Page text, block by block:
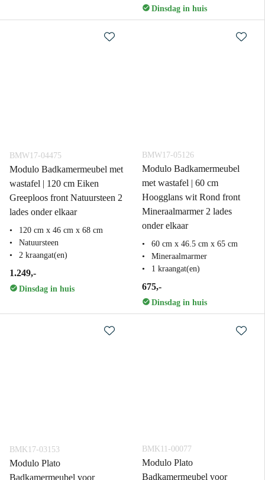
Dinsdag in huis
BMW17-04475
Modulo Badkamermeubel met
wastafel | 120 cm Eiken
Greeploos front Natuursteen 2
lades onder elkaar
120 cm x 46 cm x 68 cm
Natuursteen
2 kraangat(en)
1.249,-
Dinsdag in huis
BMW17-05126
Modulo Badkamermeubel
met wastafel | 60 cm
Hoogglans wit Rond front
Mineraalmarmer 2 lades
onder elkaar
60 cm x 46.5 cm x 65 cm
Mineraalmarmer
1 kraangat(en)
675,-
Dinsdag in huis
BMK17-03153
Modulo Plato
Badkamermeubel voor
BMK11-00077
Modulo Plato
Badkamermeubel voor